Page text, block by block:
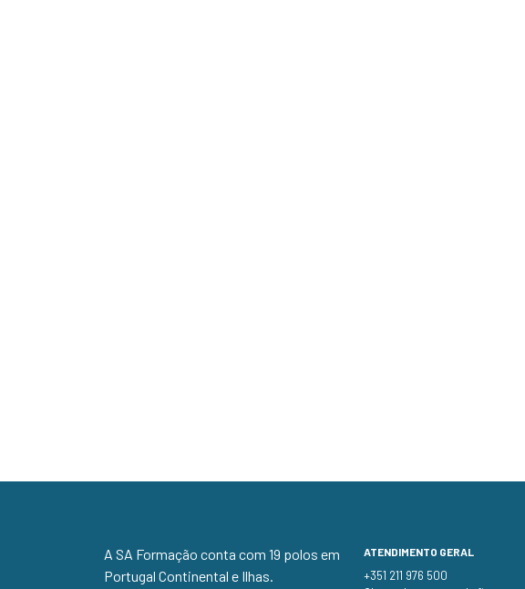
A SA Formação conta com 19 polos em
Portugal Continental e Ilhas.
ATENDIMENTO GERAL
+351 211 976 500